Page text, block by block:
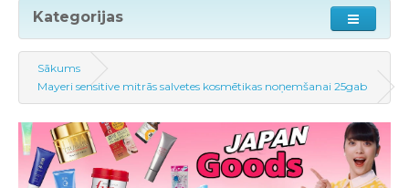
Kategorijas
Sākums
Mayeri sensitive mitrās salvetes kosmētikas noņemšanai 25gab